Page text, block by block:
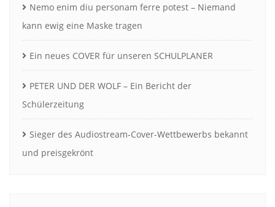
Nemo enim diu personam ferre potest – Niemand
kann ewig eine Maske tragen
Ein neues COVER für unseren SCHULPLANER
PETER UND DER WOLF – Ein Bericht der
Schülerzeitung
Sieger des Audiostream-Cover-Wettbewerbs bekannt
und preisgekrönt